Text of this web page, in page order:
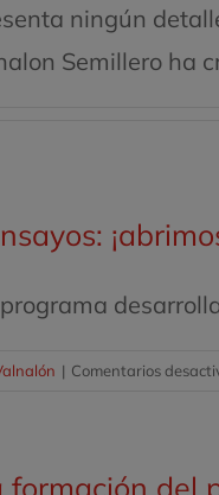
ningún
Semillero ha
| Comentarios
del